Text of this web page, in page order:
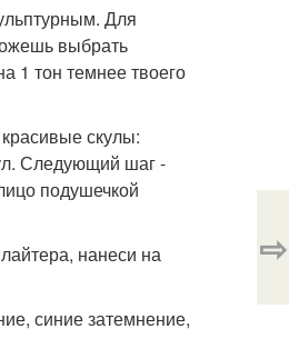
Для
выбрать
1 тон темнее твоего
скулы:
Следующий шаг -
подушечкой
нанеси на
синие затемнение,
⇨